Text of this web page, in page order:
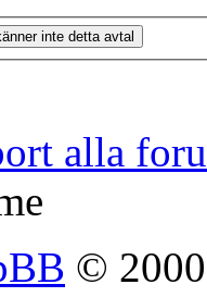
alla
©